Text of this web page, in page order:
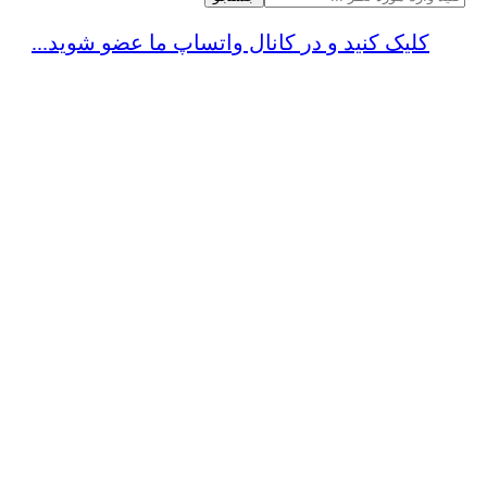
کلیک کنید و در کانال واتساپ ما عضو شوید...